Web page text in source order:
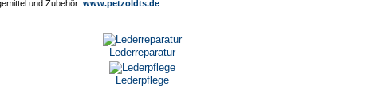
und Zubehör: www.petzoldts.de
Lederreparatur
Lederpflege